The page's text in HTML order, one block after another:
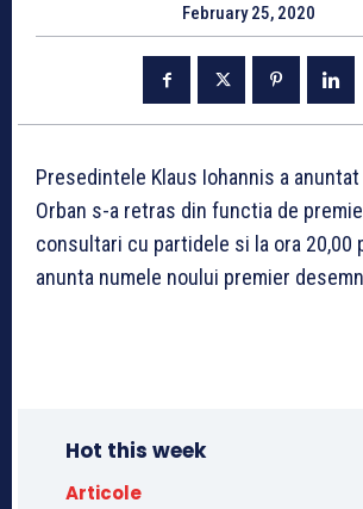
February 25, 2020
Presedintele Klaus Iohannis a
Orban s-a retras din functia de
consultari cu partidele si la ora 20,00
anunta numele noului premier
Hot this week
Articole